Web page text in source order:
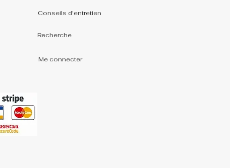
Conseils d'entretien
Recherche
Me connecter